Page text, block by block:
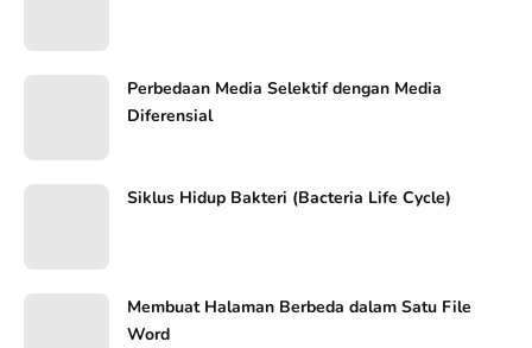
Perbedaan Media Selektif dengan Media
Diferensial
Siklus Hidup Bakteri (Bacteria Life Cycle)
Membuat Halaman Berbeda dalam Satu File
Word